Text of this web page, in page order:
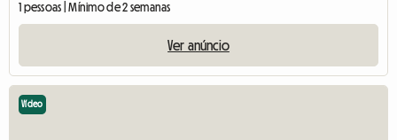
1 pessoas | Mínimo de 2 semanas
Ver anúncio
Vídeo